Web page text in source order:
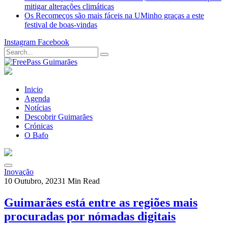
mitigar alterações climáticas
Os Recomeços são mais fáceis na UMinho graças a este
festival de boas-vindas
Instagram Facebook
Inicio
Agenda
Notícias
Descobrir Guimarães
Crónicas
O Bafo
Inovação
10 Outubro, 20231 Min Read
Guimarães está entre as regiões mais
procuradas por nómadas digitais